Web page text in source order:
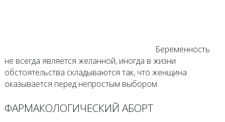
Беременность
не всегда является желанной, иногда в жизни
обстоятельства складываются так, что женщина
оказывается перед непростым выбором.
ФАРМАКОЛОГИЧЕСКИЙ АБОРТ